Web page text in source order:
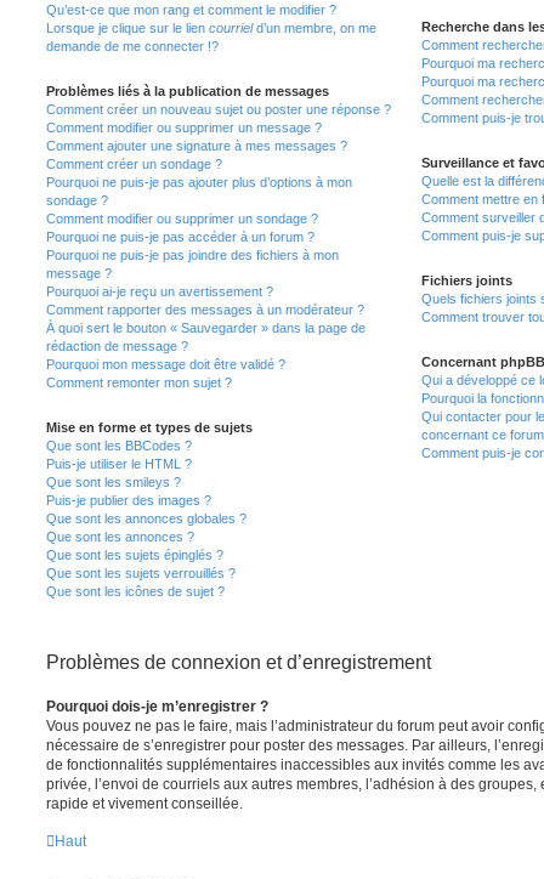
Qu’est-ce que mon rang et comment le modifier ?
Lorsque je clique sur le lien courrield’un membre, on me
demande de me connecter !?
Problèmes liés à la publication de messages
Comment créer un nouveau sujet ou poster une réponse ?
Comment modifier ou supprimer un message ?
Comment ajouter une signature à mes messages ?
Comment créer un sondage ?
Pourquoi ne puis-je pas ajouter plus d’options à mon
sondage ?
Comment modifier ou supprimer un sondage ?
Pourquoi ne puis-je pas accéder à un forum ?
Pourquoi ne puis-je pas joindre des fichiers à mon
message ?
Pourquoi ai-je reçu un avertissement ?
Comment rapporter des messages à un modérateur ?
À quoi sert le bouton « Sauvegarder » dans la page de
rédaction de message ?
Pourquoi mon message doit être validé ?
Comment remonter mon sujet ?
Mise en forme et types de sujets
Que sont les BBCodes ?
Puis-je utiliser le HTML ?
Que sont les smileys ?
Puis-je publier des images ?
Que sont les annonces globales ?
Que sont les annonces ?
Que sont les sujets épinglés ?
Que sont les sujets verrouillés ?
Que sont les icônes de sujet ?
Recherche dans
Comment
Pourquoi ma
Pourquoi ma
Comment
Comment puis-je
Surveillance et
Quelle est la
Comment mettre en
Comment surveiller
Comment puis-je
Fichiers joints
Quels fichiers joints
Comment trouver
Concernant phpBB
Qui a développé ce
Pourquoi la
Qui contacter pour
concernant ce
Comment puis-je
Problèmes de connexion et d’enregistrement
Pourquoi dois-je m’enregistrer ?
Vous pouvez ne pas le faire, mais l’administrateur du forum peut avoir
nécessaire de s’enregistrer pour poster des messages. Par ailleurs,
de fonctionnalités supplémentaires inaccessibles aux invités comme les
privée, l’envoi de courriels aux autres membres, l’adhésion à des groupes,
rapide et vivement conseillée.
Haut